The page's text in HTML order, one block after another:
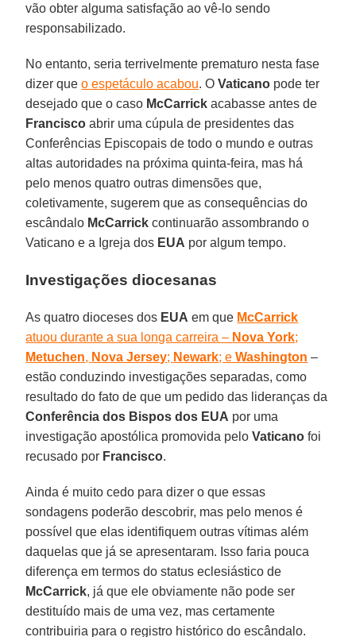
vão obter alguma satisfação ao vê-lo sendo
responsabilizado.
No entanto, seria terrivelmente prematuro nesta fase
dizer queo espetáculo acabou. OVaticano pode ter
desejado que o caso McCarrick acabasse antes de
Francisco abrir uma cúpula de presidentes das
Conferências Episcopais de todo o mundo e outras
altas autoridades na próxima quinta-feira, mas há
pelo menos quatro outras dimensões que,
coletivamente, sugerem que as consequências do
escândalo McCarrick continuarão assombrando o
Vaticano e a Igreja dos EUA por algum tempo.
Investigações diocesanas
As quatro dioceses dos EUA em que McCarrick
atuou durante a sua longa carreira – Nova York;
Metuchen, Nova Jersey; Newark; eWashington –
estão conduzindo investigações separadas, como
resultado do fato de que um pedido das lideranças da
Conferência dos Bispos dos EUA por uma
investigação apostólica promovida peloVaticano foi
recusado por Francisco.
Ainda é muito cedo para dizer o que essas
sondagens poderão descobrir, mas pelo menos é
possível que elas identifiquem outras vítimas além
daquelas que já se apresentaram. Isso faria pouca
diferença em termos do status eclesiástico de
McCarrick, já que ele obviamente não pode ser
destituído mais de uma vez, mas certamente
contribuiria para o registro histórico do escândalo.